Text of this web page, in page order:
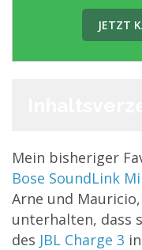
JETZT
Mein bisheriger
Bose SoundLink
Arne und
unterhalten, dass
des JBL Charge 3